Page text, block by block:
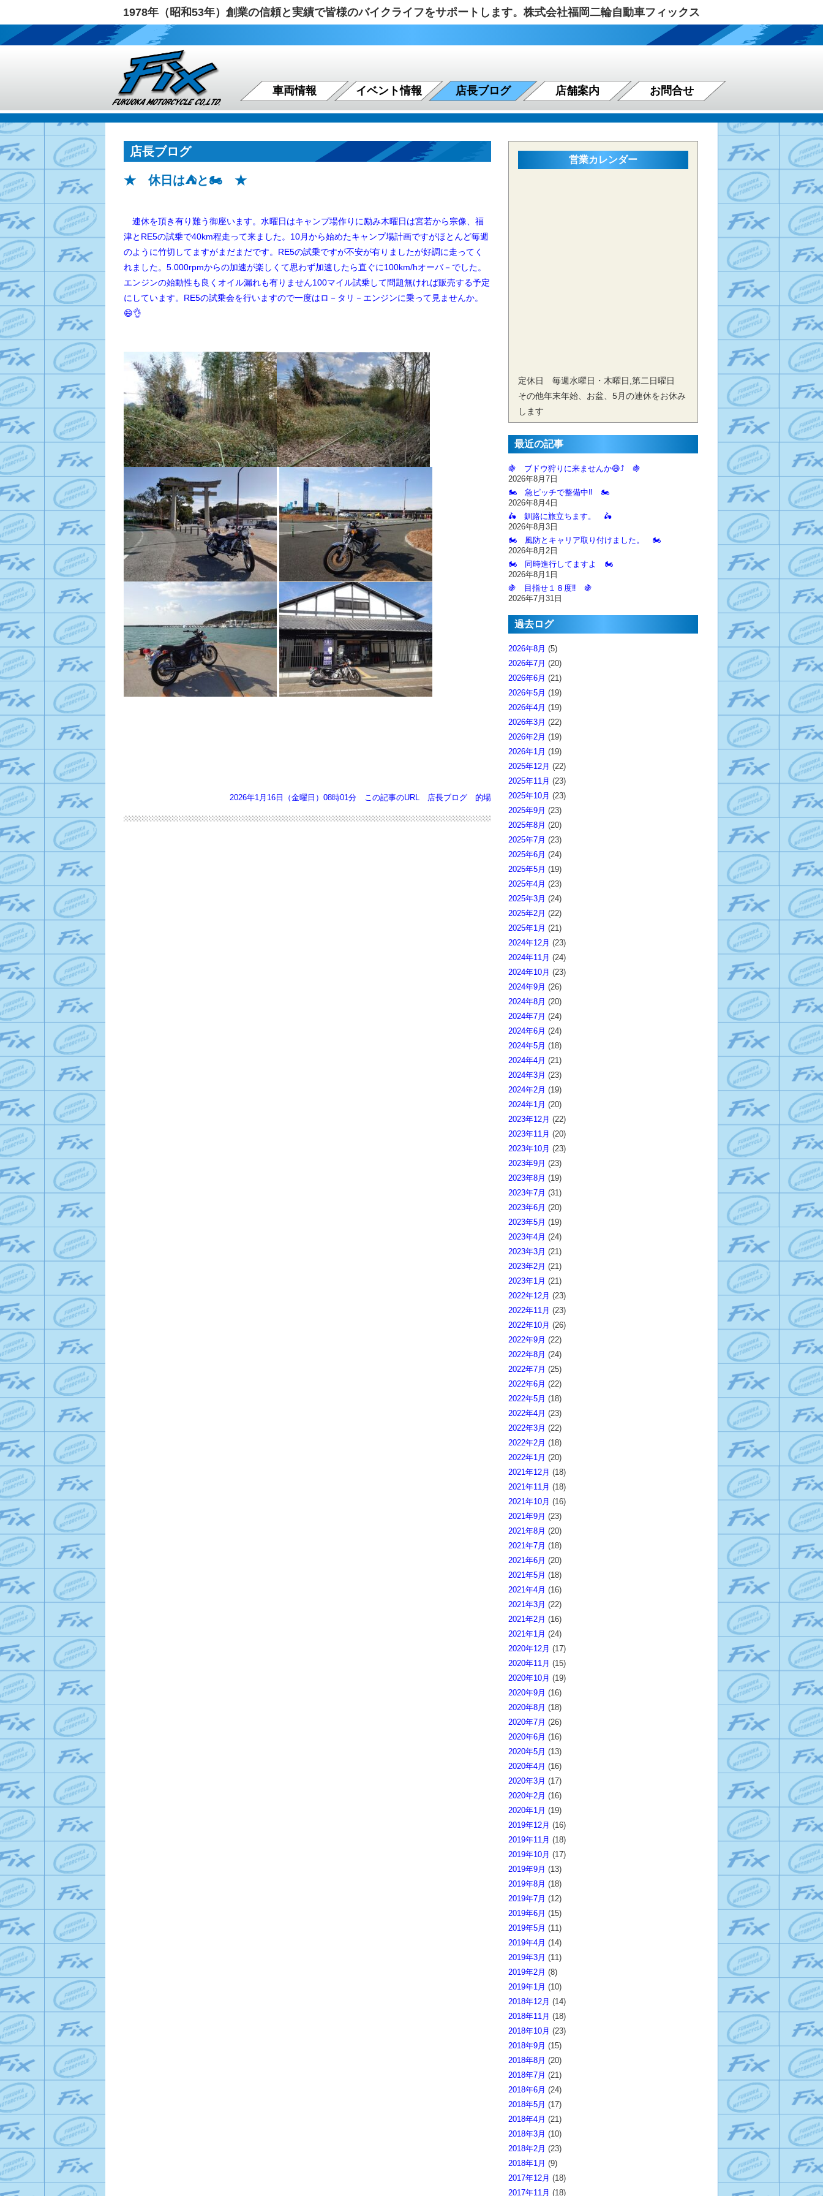
1978年（昭和53年）創業の信頼と実績で皆様のバイクライフをサポートします。株式会社福岡二輪自動車フィックス
車両情報 イベント情報 店長ブログ 店舗案内 お問合せ
店長ブログ
★ 休日は⛺と🏍️ ★
連休を頂き有り難う御座います。水曜日はキャンプ場作りに励み木曜日は宮若から宗像、福
津とRE5の試乗で40km程走って来ました。 10月から始めたキャンプ場計画ですがほとんど毎週
のように竹切してますがまだまだです。RE5の試乗ですが不安が有りましたが好調に走ってく
れました。5.000rpmからの加速が楽しくて思わず加速したら直ぐに100km/hオーバ－でした。
エンジンの始動性も良くオイル漏れも有りません100マイル試乗して問題無ければ販売する予定
にしています。RE5の試乗会を行いますので一度はロ－タリ－エンジンに乗って見ませんか。
😄👌
2026年1月16日（金曜日）08時01分 この記事のURL 店長ブログ 的場
営業カレンダー
定休日 毎週水曜日・木曜日,第二日曜日
その他年末年始、お盆、5月の連休をお休み
します
最近の記事
🍇 ブドウ狩りに来ませんか😄⤴️ 🍇
2026年8月7日
🏍️ 急ピッチで整備中‼️ 🏍️
2026年8月4日
🛵 釧路に旅立ちます。 🛵
2026年8月3日
🏍️ 風防とキャリア取り付けました。 🏍️
2026年8月2日
🏍️ 同時進行してますよ 🏍️
2026年8月1日
🍇 目指せ１８度‼️ 🍇
2026年7月31日
過去ログ
2026年8月 (5)
2026年7月 (20)
2026年6月 (21)
2026年5月 (19)
2026年4月 (19)
2026年3月 (22)
2026年2月 (19)
2026年1月 (19)
2025年12月 (22)
2025年11月 (23)
2025年10月 (23)
2025年9月 (23)
2025年8月 (20)
2025年7月 (23)
2025年6月 (24)
2025年5月 (19)
2025年4月 (23)
2025年3月 (24)
2025年2月 (22)
2025年1月 (21)
2024年12月 (23)
2024年11月 (24)
2024年10月 (23)
2024年9月 (26)
2024年8月 (20)
2024年7月 (24)
2024年6月 (24)
2024年5月 (18)
2024年4月 (21)
2024年3月 (23)
2024年2月 (19)
2024年1月 (20)
2023年12月 (22)
2023年11月 (20)
2023年10月 (23)
2023年9月 (23)
2023年8月 (19)
2023年7月 (31)
2023年6月 (20)
2023年5月 (19)
2023年4月 (24)
2023年3月 (21)
2023年2月 (21)
2023年1月 (21)
2022年12月 (23)
2022年11月 (23)
2022年10月 (26)
2022年9月 (22)
2022年8月 (24)
2022年7月 (25)
2022年6月 (22)
2022年5月 (18)
2022年4月 (23)
2022年3月 (22)
2022年2月 (18)
2022年1月 (20)
2021年12月 (18)
2021年11月 (18)
2021年10月 (16)
2021年9月 (23)
2021年8月 (20)
2021年7月 (18)
2021年6月 (20)
2021年5月 (18)
2021年4月 (16)
2021年3月 (22)
2021年2月 (16)
2021年1月 (24)
2020年12月 (17)
2020年11月 (15)
2020年10月 (19)
2020年9月 (16)
2020年8月 (18)
2020年7月 (26)
2020年6月 (16)
2020年5月 (13)
2020年4月 (16)
2020年3月 (17)
2020年2月 (16)
2020年1月 (19)
2019年12月 (16)
2019年11月 (18)
2019年10月 (17)
2019年9月 (13)
2019年8月 (18)
2019年7月 (12)
2019年6月 (15)
2019年5月 (11)
2019年4月 (14)
2019年3月 (11)
2019年2月 (8)
2019年1月 (10)
2018年12月 (14)
2018年11月 (18)
2018年10月 (23)
2018年9月 (15)
2018年8月 (20)
2018年7月 (21)
2018年6月 (24)
2018年5月 (17)
2018年4月 (21)
2018年3月 (10)
2018年2月 (23)
2018年1月 (9)
2017年12月 (18)
2017年11月 (18)